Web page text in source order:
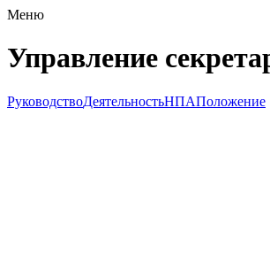
Меню
Управление
РуководствоДеятельностьНПАПоложение